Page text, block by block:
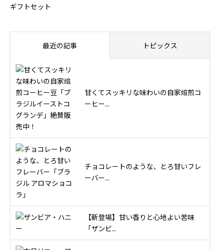
ギフトセット
最近の記事 トピックス
甘くてスッキリな味わいの自家焙煎コ
ーヒー...
チョコレートのような、とろ甘いフレ
ーバー...
【新登場】甘い香りと心地よい苦味
「ザンビ...